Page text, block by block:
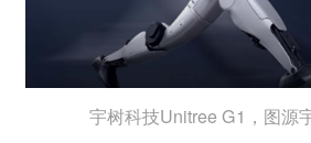
宇树科技Unitree G1，图源